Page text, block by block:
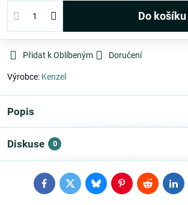
Do košíku
Přidat k Oblíbeným Doručení
Výrobce: Kenzel
Popis
Diskuse 0
FacebookTwitterBlueskyPinterestReddit